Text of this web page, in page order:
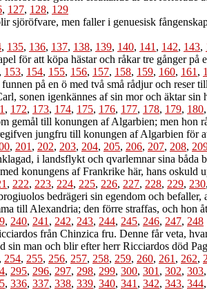
, 127, 128, 129
men faller i genuesisk
, 135, 136, 137, 138, 139, 140, 141 , 142, 143,
för att köpa hästar och råkar tre gånger på
, 153, 154, 155, 156, 157, 158, 159, 160, 161 ,
på en ö med två små rådjur och reser
sonen igenkännes af sin mor och äktar
, 172, 173, 174, 175, 176, 177, 178, 179, 180,
gemål till konungen af Algarbien; men hon
jungfru till konungen af Algarbien för
, 201 , 202, 203, 204, 205, 206, 207, 208,
i landsflykt och qvarlemnar sina båda
konungens af Frankrike här, hans oskuld
, 222, 223, 224, 225, 226, 227, 228, 229, 230,
bedrägeri sin egendom och
till Alexandria; den förre straffas, och hon
, 240, 241 , 242, 243, 244, 245, 246, 247, 248
från Chinzica fru. Denne får veta,
sin man och blir efter herr Ricciardos död
, 254, 255, 256, 257, 258, 259, 260, 261 , 262,
, 295, 296, 297, 298, 299, 300, 301 , 302, 303,
, 336, 337, 338, 339, 340, 341 , 342, 343, 344,